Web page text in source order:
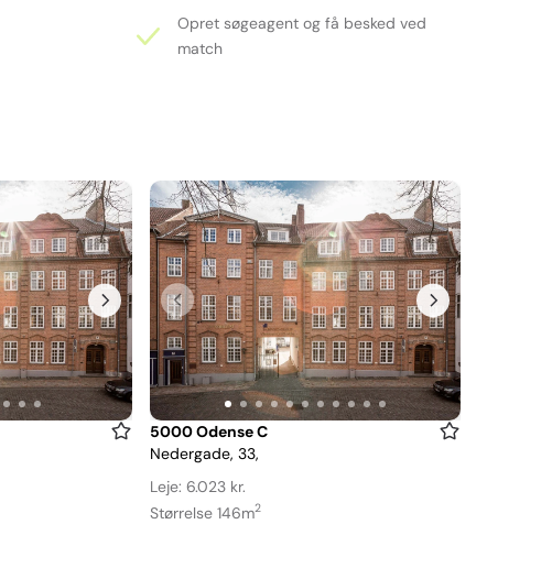
Opret søgeagent og få besked ved
match
Item
1
of
11
5000 Odense C
Nedergade, 33,
Leje: 6.023 kr.
Størrelse 146m2